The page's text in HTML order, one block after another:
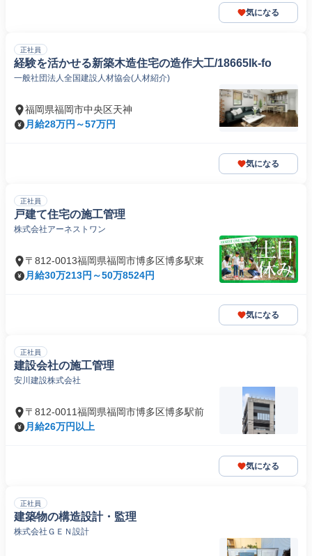
気になる
正社員
経験を活かせる新築木造住宅の造作大工/18665Ik-fo
一般社団法人全国建設人材協会(人材紹介)
福岡県福岡市中央区天神
月給28万円～57万円
気になる
正社員
戸建て住宅の施工管理
株式会社アーネストワン
〒812-0013福岡県福岡市博多区博多駅東
月給30万213円～50万8524円
気になる
正社員
建設会社の施工管理
安川建設株式会社
〒812-0011福岡県福岡市博多区博多駅前
月給26万円以上
気になる
正社員
建築物の構造設計・監理
株式会社ＧＥＮ設計